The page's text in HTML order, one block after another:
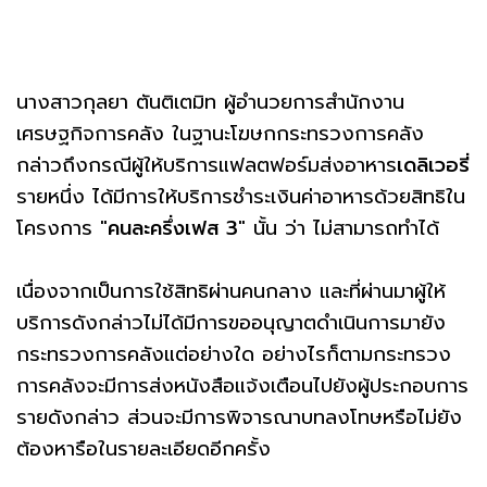
นางสาวกุลยา ตันติเตมิท ผู้อำนวยการสำนักงาน
เศรษฐกิจการคลัง ในฐานะโฆษกกระทรวงการคลัง
กล่าวถึงกรณีผู้ให้บริการแฟลตฟอร์มส่งอาหารเดลิเวอรี่
รายหนึ่ง ได้มีการให้บริการชำระเงินค่าอาหารด้วยสิทธิใน
โครงการ "คนละครึ่งเฟส 3" นั้น ว่า ไม่สามารถทำได้
เนื่องจากเป็นการใช้สิทธิผ่านคนกลาง และที่ผ่านมาผู้ให้
บริการดังกล่าวไม่ได้มีการขออนุญาตดำเนินการมายัง
กระทรวงการคลังแต่อย่างใด อย่างไรก็ตามกระทรวง
การคลังจะมีการส่งหนังสือแจ้งเตือนไปยังผู้ประกอบการ
รายดังกล่าว ส่วนจะมีการพิจารณาบทลงโทษหรือไม่ยัง
ต้องหารือในรายละเอียดอีกครั้ง